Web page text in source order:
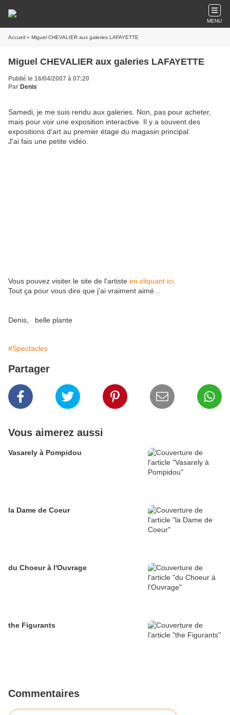
MENU
Accueil » Miguel CHEVALIER aux galeries LAFAYETTE
Miguel CHEVALIER aux galeries LAFAYETTE
Publié le 16/04/2007 à 07:20
Par Denis
Samedi, je me suis rendu aux galeries. Non, pas pour acheter,
mais pour voir une exposition interactive. Il y a souvent des
expositions d'art au premier étage du magasin principal.
J'ai fais une petite vidéo.
Vous pouvez visiter le site de l'artiste en cliquant ici
Tout ça pour vous dire que j'ai vraiment aimé...
Denis, belle plante
#Spectacles
Partager
Vous aimerez aussi
Vasarely à Pompidou
la Dame de Coeur
du Choeur à l'Ouvrage
the Figurants
Commentaires